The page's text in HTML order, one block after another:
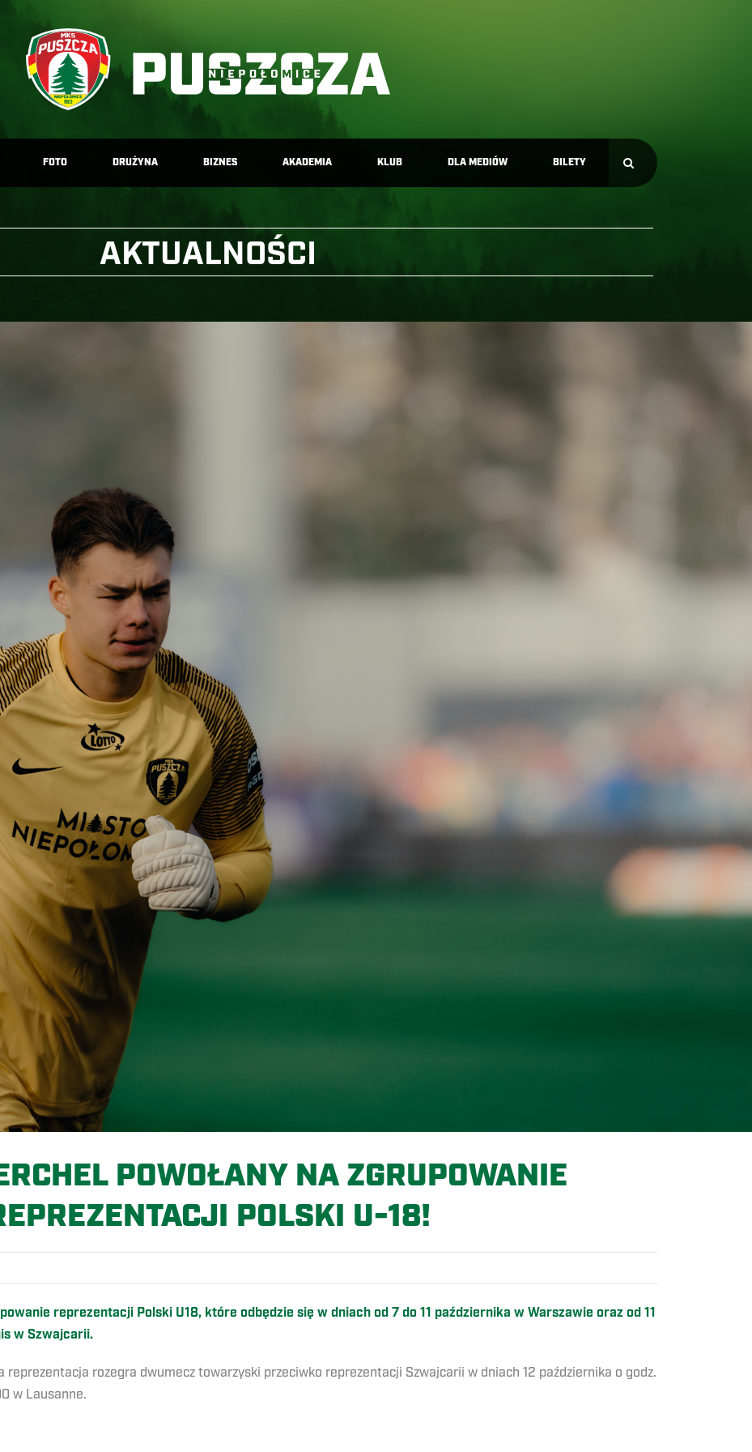
FOTO DRUŻYNA BIZNES AKADEMIA KLUB DLA MEDIÓW BILETY
AKTUALNOŚCI
POWOŁANY NA ZGRUPOWANIE
POLSKI U-18!
reprezentacji Polski U18, które odbędzie się w dniach od 7 do 11 października w Warszawie oraz od 11
w Szwajcarii.
reprezentacja rozegra dwumecz towarzyski przeciwko reprezentacji Szwajcarii w dniach 12 października o godz.
w Lausanne.